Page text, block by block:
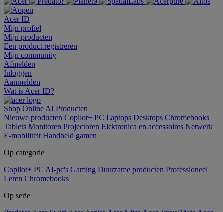
Acer ID
Mijn profiel
Mijn producten
Een product registreren
Mijn community
Afmelden
Inloggen
Aanmelden
Wat is Acer ID?
Shop Online AI Producten
Nieuwe producten Copilot+ PC Laptops Desktops Chromebooks
Tablets Monitoren Projectoren Elektronica en accessoires Netwerk
E-mobiliteit Handheld gamen
Op categorie
Copilot+ PC AI-pc's Gaming Duurzame producten Professioneel
Leren Chromebooks
Op serie